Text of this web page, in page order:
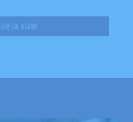
Lire la suite